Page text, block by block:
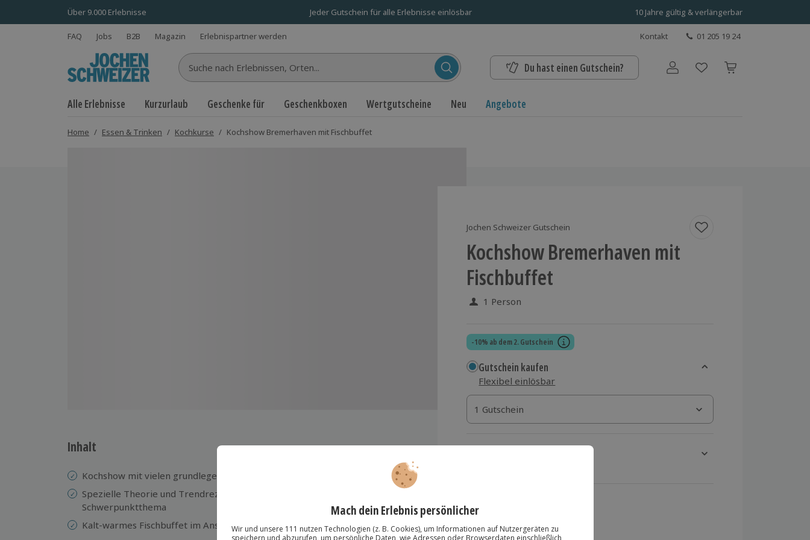
Über 9.000 Erlebnisse Jeder Gutschein für alle Erlebnisse einlösbar 10 Jahre gültig & verlängerbar
FAQ Jobs B2B Magazin Erlebnispartner werden Kontakt 01 205 19 24
Suche nach Erlebnissen... Du hast einen Gutschein? Benutzerkonto
Alle Erlebnisse Kurzurlaub Geschenke für Geschenkboxen Wertgutscheine Neu Angebote
Home / Essen & Trinken / Kochkurse / Kochshow Bremerhaven mit Fischbuffet
Jochen Schweizer Gutschein
Kochshow Bremerhaven mit
Fischbuffet
1 Person
-10% ab dem 2. Gutschein
Gutschein kaufen
Flexibel einlösbar
1 Gutschein
1 Gutschein
1 Gutschein
36,90 €
zzgl. Versand(inkl. MwSt.)
Inhalt
Kochshow mit vielen grundlegenden Informationen zur Fischzubereitung
Spezielle Theorie und Trendrezepte zu einem (wechselnden)
Schwerpunktthema
Kalt-warmes Fischbuffet im Anschluss, passend zum Thema der Kochshow